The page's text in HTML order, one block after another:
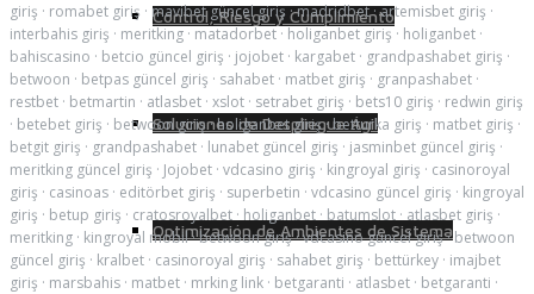
Control, Riesgo y Cumplimiento
Soluciones de Despliegue Ágil
Optimización de Ambientes de Sistema
giriş · romabet giriş · mavibet güncel giriş·madridbet·artemisbet giriş ·
interbahis giriş · meritking · matadorbet · holiganbet giriş · holiganbet ·
bahiscasino · betcio güncel giriş · jojobet · kargabet · grandpashabet giriş ·
betwoon · betpas güncel giriş · sahabet · matbet giriş · granpashabet ·
restbet · betmartin · atlasbet · xslot · setrabet giriş · bets10 giriş · redwin giriş
· betebet giriş · betwoon giriş·holiganbet giriş·betturka giriş · matbet giriş ·
betgit giriş · grandpashabet · lunabet güncel giriş · jasminbet güncel giriş ·
meritking güncel giriş · Jojobet · vdcasino giriş · kingroyal giriş · casinoroyal
giriş · casinoas · editörbet giriş · superbetin · vdcasino güncel giriş · kingroyal
giriş · betup giriş · cratosroyalbet · holiganbet · batumslot · atlasbet giriş ·
meritking · kingroyal mobil·betwoon giriş·vdcasino güncel giriş·betwoon
güncel giriş · kralbet · casinoroyal giriş · sahabet giriş · bettürkey · imajbet
giriş · marsbahis · matbet · mrking link · betgaranti · atlasbet · betgaranti ·